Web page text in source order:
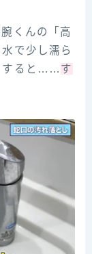
くんの「高
で少し濡ら
すると…… す